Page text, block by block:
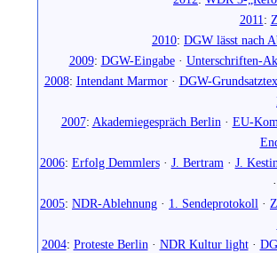
2011:
2010: DGW lässt nach
2009: DGW-Eingabe· Unterschriften-
2008: Intendant Marmor· DGW-
2007: Akademiegespräch Berlin · EU-
2006: Erfolg Demmlers· J. Bertram · J.
2005: NDR-Ablehnung · 1. Sendeprotokoll ·
2004: Proteste Berlin · NDR Kultur light·